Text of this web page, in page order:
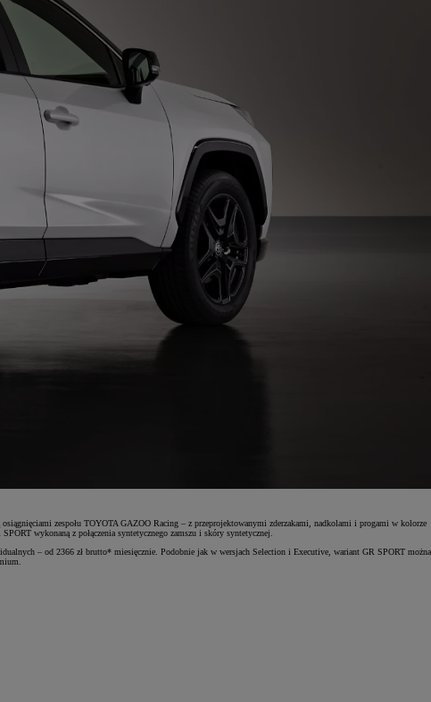
zespołu TOYOTA GAZOO Racing – z przeprojektowanymi zderzakami, nadkolami i progami w kolorze
wykonaną z połączenia syntetycznego zamszu i skóry syntetycznej.
– od 2366 zł brutto* miesięcznie. Podobnie jak w wersjach Selection i Executive, wariant GR SPORT można